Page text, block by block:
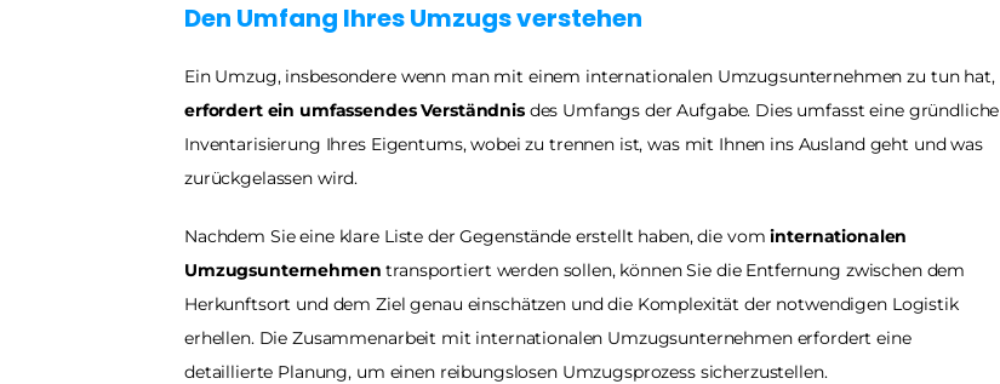
Den Umfang Ihres Umzugs verstehen
Ein Umzug, insbesondere wenn man mit einem internationalen Umzugsunternehmen zu tun hat,
erfordert ein umfassendes Verständnis des Umfangs der Aufgabe. Dies umfasst eine gründliche
Inventarisierung Ihres Eigentums, wobei zu trennen ist, was mit Ihnen ins Ausland geht und was
zurückgelassen wird.
Nachdem Sie eine klare Liste der Gegenstände erstellt haben, die vom internationalen
Umzugsunternehmen transportiert werden sollen, können Sie die Entfernung zwischen dem
Herkunftsort und dem Ziel genau einschätzen und die Komplexität der notwendigen Logistik
erhellen. Die Zusammenarbeit mit internationalen Umzugsunternehmen erfordert eine
detaillierte Planung, um einen reibungslosen Umzugsprozess sicherzustellen.